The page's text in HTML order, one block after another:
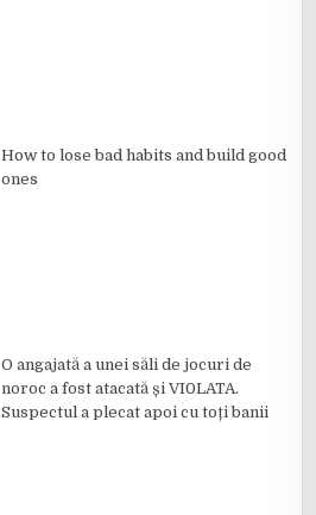
How to lose bad habits and build good
ones
O angajată a unei săli de jocuri de
noroc a fost atacată și VI0LATA.
Suspectul a plecat apoi cu toți banii